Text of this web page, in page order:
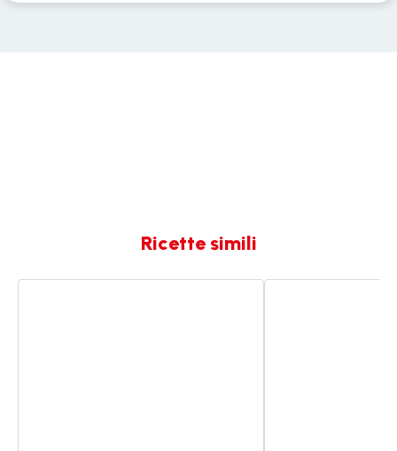
Ricette simili